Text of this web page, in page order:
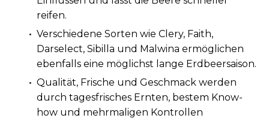
reifen.
Verschiedene Sorten wie Clery, Faith,
Darselect, Sibilla und Malwina ermöglichen
ebenfalls eine möglichst lange Erdbeersaison.
Qualität, Frische und Geschmack werden
durch tagesfrisches Ernten, bestem Know-
how und mehrmaligen Kontrollen